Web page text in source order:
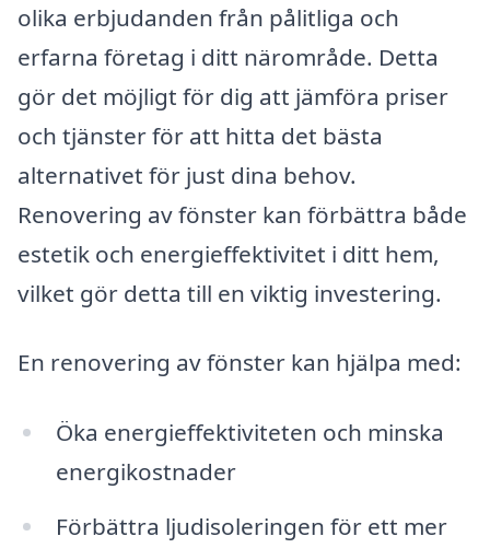
olika erbjudanden från pålitliga och
erfarna företag i ditt närområde. Detta
gör det möjligt för dig att jämföra priser
och tjänster för att hitta det bästa
alternativet för just dina behov.
Renovering av fönster kan förbättra både
estetik och energieffektivitet i ditt hem,
vilket gör detta till en viktig investering.
En renovering av fönster kan hjälpa med:
Öka energieffektiviteten och minska
energikostnader
Förbättra ljudisoleringen för ett mer